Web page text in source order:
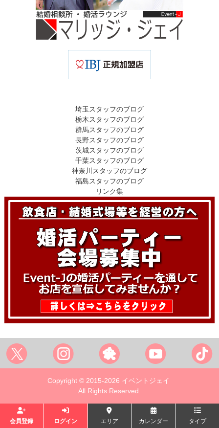
埼玉スタッフのブログ
栃木スタッフのブログ
群馬スタッフのブログ
長野スタッフのブログ
茨城スタッフのブログ
千葉スタッフのブログ
神奈川スタッフのブログ
福島スタッフのブログ
リンク集
Copyright © 2015-2026 イベントジェイ
All Rights Reserved.
会員登録 ログイン エリア カレンダー タイプ